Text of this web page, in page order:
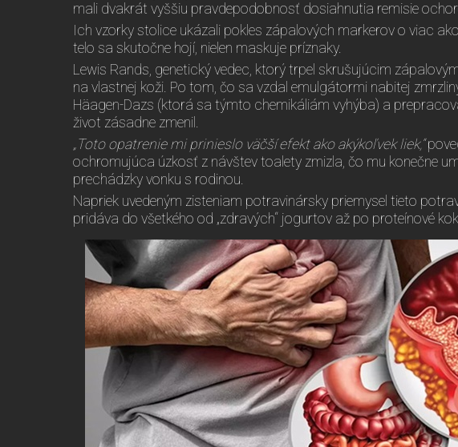
mali dvakrát vyššiu pravdepodobnosť dosiahnutia remisie
Ich vzorky stolice ukázali pokles zápalových markerov o viac
telo sa skutočne hojí, nielen maskuje príznaky.
Lewis Rands, genetický vedec, ktorý trpel skrušujúcim
na vlastnej koži. Po tom, čo sa vzdal emulgátormi nabitej
Häagen-Dazs (ktorá sa týmto chemikáliám vyhýba) a
život zásadne zmenil.
„Toto opatrenie mi prinieslo väčší efekt ako akýkoľvek liek,“
ochromujúca úzkosť z návštev toalety zmizla, čo mu konečne
prechádzky vonku s rodinou.
Napriek uvedeným zisteniam potravinársky priemysel tieto
pridáva do všetkého od „zdravých“ jogurtov až po proteínové